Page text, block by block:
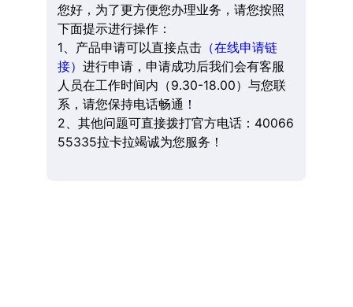
您好，为了更方便您办理业务，请您按照
下面提示进行操作：
1、产品申请可以直接点击（在线申请链
接） 进行申请，申请成功后我们会有客服
人员在工作时间内（9.30-18.00）与您联
系，请您保持电话畅通！
2、其他问题可直接拨打官方电话：40066
55335拉卡拉竭诚为您服务！